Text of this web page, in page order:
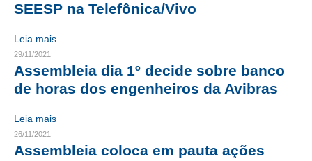
FGTS CORREÇÃO
LEGISLAÇÃO
LEI 4.950-A/1966 – PISO SALARIAL
LEI 5.194/1966 – REGULAMENTAÇÃO DA PROFISSÃO
LEI 6.496/1977 – ART
RES 1.002/2002 – CÓDIGO DE ÉTICA
SEESP na Telefônica/Vivo
Leia mais
29/11/2021
Assembleia dia 1º decide sobre banco
de horas dos engenheiros da Avibras
Leia mais
26/11/2021
Assembleia coloca em pauta ações